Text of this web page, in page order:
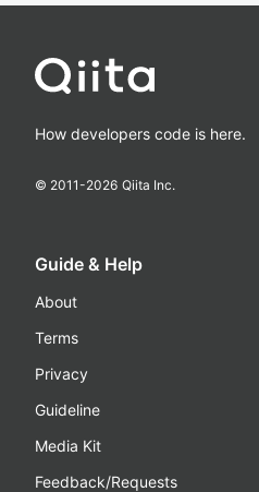
How developers code is here.
© 2011-2026 Qiita Inc.
Guide & Help
About
Terms
Privacy
Guideline
Media Kit
Feedback/Requests